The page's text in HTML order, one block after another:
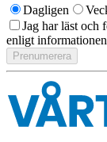
Dagligen
Jag har läst och
enligt